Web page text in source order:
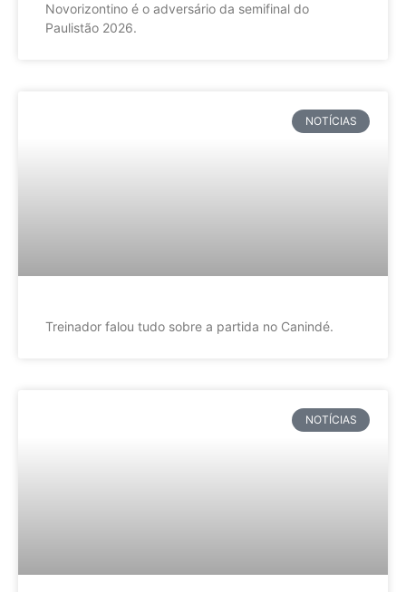
Novorizontino é o adversário da semifinal do
Paulistão 2026.
NOTÍCIAS
Treinador falou tudo sobre a partida no Canindé.
NOTÍCIAS